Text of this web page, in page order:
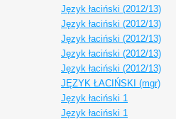
Język łaciński (2012/13)
Język łaciński (2012/13)
Język łaciński (2012/13)
Język łaciński (2012/13)
Język łaciński (2012/13)
JĘZYK ŁACIŃSKI (mgr)
Język łaciński 1
Język łaciński 1